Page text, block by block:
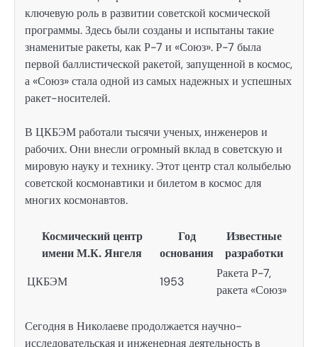
ключевую роль в развитии советской космической
программы. Здесь были созданы и испытаны такие
знаменитые ракеты, как Р-7 и «Союз». Р-7 была
первой баллистической ракетой, запущенной в космос,
а «Союз» стала одной из самых надежных и успешных
ракет-носителей.
В ЦКБЭМ работали тысячи ученых, инженеров и
рабочих. Они внесли огромный вклад в советскую и
мировую науку и технику. Этот центр стал колыбелью
советской космонавтики и билетом в космос для
многих космонавтов.
Космический центр
имени М.К. Янгеля
Год
основания
Известные
разработки
ЦКБЭМ
1953
Ракета Р-7,
ракета «Союз»
Сегодня в Николаеве продолжается научно-
исследовательская и инженерная деятельность в